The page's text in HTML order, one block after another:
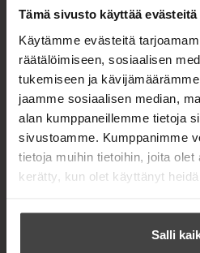
Tämä sivusto käyttää evästeitä
Käytämme evästeitä
räätälöimiseen, sosiaalisen
tukemiseen ja
jaamme sosiaalisen median,
alan kumppaneillemme tietoja
sivustoamme. Kumppanimme
tietoja muihin tietoihin, joita olet
kerätty, kun olet käyttänyt
Salli
u
u
t
e
n
v
ä
l
i
l
e
h
e
n
OSTA TEOS
O
s
a
Kovakantinen kirja
K
i
j
a
.
i
K
u
u
n
e
Äänikirja
B
o
o
k
e
K
u
E-kirja / epub2
B
o